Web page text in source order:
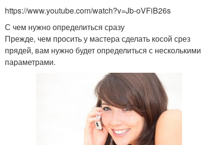
https://www.youtube.com/watch?v=Jb-oVFiB26s
С чем нужно определиться сразу
Прежде, чем просить у мастера сделать косой срез
прядей, вам нужно будет определиться с несколькими
параметрами.